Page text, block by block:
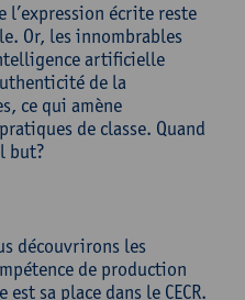
écrite reste
Or, les innombrables
artificielle
de la
ce qui amène
de classe. Quand
but?
découvrirons les
de production
sa place dans le CECR.